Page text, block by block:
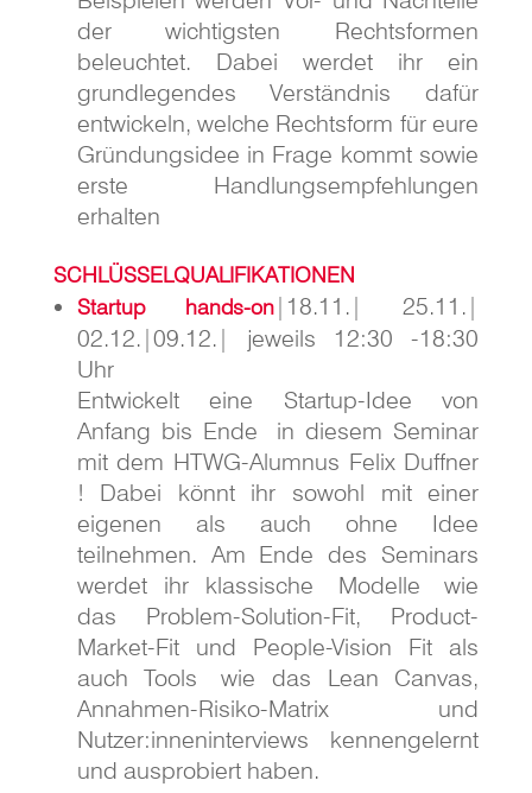
der wichtigsten Rechtsformen
beleuchtet. Dabei werdet ihr ein
grundlegendes Verständnis dafür
entwickeln, welche Rechtsform für eure
Gründungsidee in Frage kommt sowie
erste Handlungsempfehlungen
erhalten
SCHLÜSSELQUALIFIKATIONEN
Startup hands-on|18.11.| 25.11.|
02.12.|09.12.| jeweils 12:30 -18:30
Uhr
Entwickelt eine Startup-Idee von
Anfang bis Ende in diesem Seminar
mit dem HTWG-Alumnus Felix Duffner
! Dabei könnt ihr sowohl mit einer
eigenen als auch ohne Idee
teilnehmen. Am Ende des Seminars
werdet ihr klassische Modelle wie
das Problem-Solution-Fit, Product-
Market-Fit und People-Vision Fit als
auch Tools wie das Lean Canvas,
Annahmen-Risiko-Matrix und
Nutzer:inneninterviews kennengelernt
und ausprobiert haben.